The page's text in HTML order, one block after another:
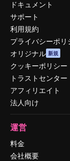
ドキュメント
サポート
利用規約
プライバシーポリ
オリジナル 新規
クッキーポリシー
トラストセンター
アフィリエイト
法人向け
運営
料金
会社概要